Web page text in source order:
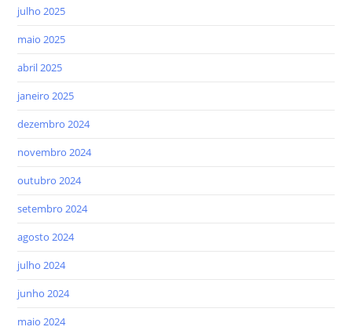
julho 2025
maio 2025
abril 2025
janeiro 2025
dezembro 2024
novembro 2024
outubro 2024
setembro 2024
agosto 2024
julho 2024
junho 2024
maio 2024